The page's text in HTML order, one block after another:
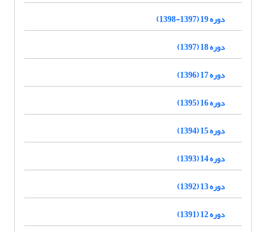
دوره 19 (1397-1398)
دوره 18 (1397)
دوره 17 (1396)
دوره 16 (1395)
دوره 15 (1394)
دوره 14 (1393)
دوره 13 (1392)
دوره 12 (1391)